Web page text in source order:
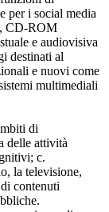
per i social media
CD-ROM
e audiovisiva
destinati al
e nuovi come
multimediali
di
delle attività
c.
la televisione,
contenuti